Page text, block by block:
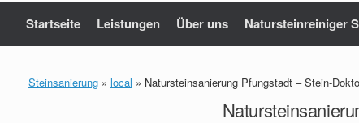
Startseite Leistungen Über uns Natursteinreiniger
Steinsanierung » local » Natursteinsanierung Pfungstadt – Stein-